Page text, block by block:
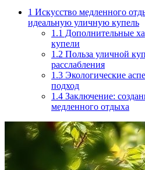
1 Искусство медленного
идеальную уличную купель
1.1 Дополнительные
купели
1.2 Польза уличной
расслабления
1.3 Экологические
подход
1.4 Заключение:
медленного отдыха